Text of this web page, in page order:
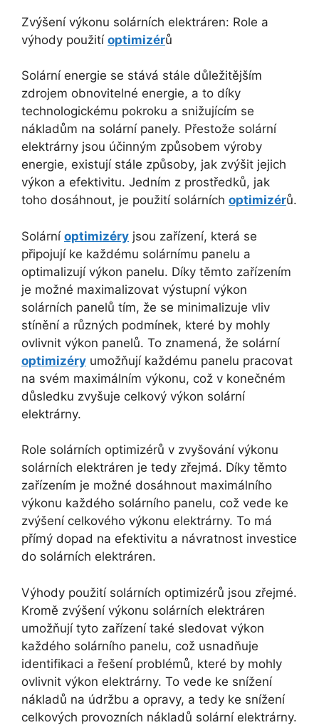
Zvýšení výkonu solárních elektráren: Role a
výhody použití optimizérů
Solární energie se stává stále důležitějším
zdrojem obnovitelné energie, a to díky
technologickému pokroku a snižujícím se
nákladům na solární panely. Přestože solární
elektrárny jsou účinným způsobem výroby
energie, existují stále způsoby, jak zvýšit jejich
výkon a efektivitu. Jedním z prostředků, jak
toho dosáhnout, je použití solárních optimizérů.
Solární optimizéry jsou zařízení, která se
připojují ke každému solárnímu panelu a
optimalizují výkon panelu. Díky těmto zařízením
je možné maximalizovat výstupní výkon
solárních panelů tím, že se minimalizuje vliv
stínění a různých podmínek, které by mohly
ovlivnit výkon panelů. To znamená, že solární
optimizéry umožňují každému panelu pracovat
na svém maximálním výkonu, což v konečném
důsledku zvyšuje celkový výkon solární
elektrárny.
Role solárních optimizérů v zvyšování výkonu
solárních elektráren je tedy zřejmá. Díky těmto
zařízením je možné dosáhnout maximálního
výkonu každého solárního panelu, což vede ke
zvýšení celkového výkonu elektrárny. To má
přímý dopad na efektivitu a návratnost investice
do solárních elektráren.
Výhody použití solárních optimizérů jsou zřejmé.
Kromě zvýšení výkonu solárních elektráren
umožňují tyto zařízení také sledovat výkon
každého solárního panelu, což usnadňuje
identifikaci a řešení problémů, které by mohly
ovlivnit výkon elektrárny. To vede ke snížení
nákladů na údržbu a opravy, a tedy ke snížení
celkových provozních nákladů solární elektrárny.